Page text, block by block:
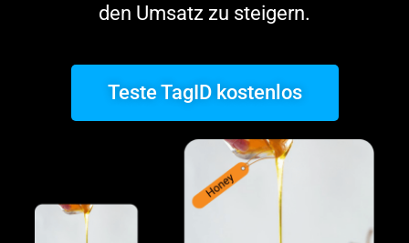
den Umsatz zu steigern.
Teste TagID kostenlos